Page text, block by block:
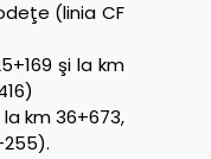
(linia CF
şi la km
km 36+673,